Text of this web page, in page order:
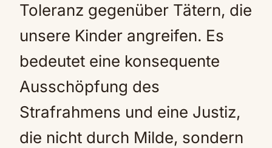
Toleranz gegenüber Tätern, die
unsere Kinder angreifen. Es
bedeutet eine konsequente
Ausschöpfung des
Strafrahmens und eine Justiz,
die nicht durch Milde, sondern